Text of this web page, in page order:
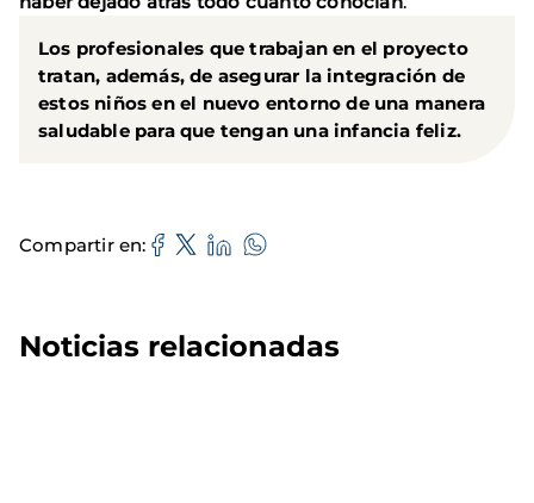
Los profesionales que trabajan en el proyecto
tratan, además, de asegurar la integración de
estos niños en el nuevo entorno de una manera
saludable para que tengan una infancia feliz.
Compartir en
Noticias relacionadas